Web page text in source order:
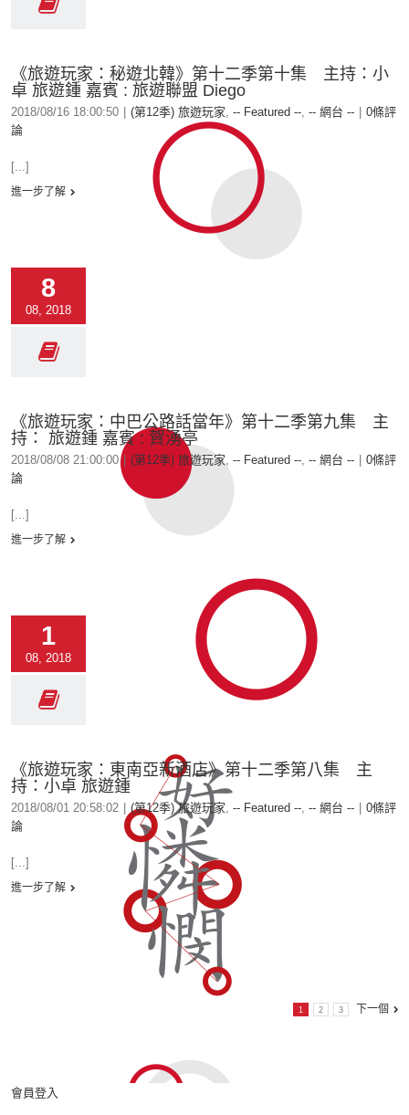
《旅遊玩家：秘遊北韓》第十二季第十集 主持：小
卓 旅遊鍾 嘉賓 : 旅遊聯盟 Diego
2018/08/16 18:00:50 (第12季) 旅遊玩家, -- Featured --, -- 網台 --
0條評
論
[...]
進一步了解
8
08, 2018
《旅遊玩家：中巴公路話當年》第十二季第九集 主
持： 旅遊鍾 嘉賓 : 賀湧亭
2018/08/08 21:00:00 (第12季) 旅遊玩家, -- Featured --, -- 網台 --
0條評
論
[...]
進一步了解
1
08, 2018
《旅遊玩家：東南亞新酒店》第十二季第八集 主
持：小卓 旅遊鍾
2018/08/01 20:58:02 (第12季) 旅遊玩家, -- Featured --, -- 網台 --
0條評
論
[...]
進一步了解
1 2 3 下一個
會員登入